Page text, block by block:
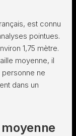
est connu
pointues.
1,75 mètre.
moyenne, il
personne ne
dans un